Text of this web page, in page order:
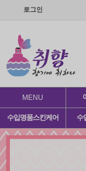
로그인
MENU
수입명품스킨케어 수